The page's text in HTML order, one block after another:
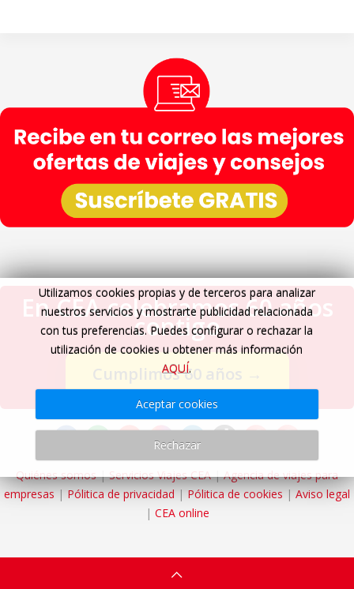
En CEA celebramos 60 años
contigo
Cumplimos 60 años →
Quiénes somos|Servicios Viajes CEA|Agencia de viajes para
empresas|Pólitica de privacidad|Pólitica de cookies|Aviso legal
| CEA online
Utilizamos cookies propias y de terceros para analizar
nuestros servicios y mostrarte publicidad relacionada
con tus preferencias. Puedes configurar o rechazar la
utilización de cookies u obtener más información
AQUÍ.
Aceptar cookies
Rechazar